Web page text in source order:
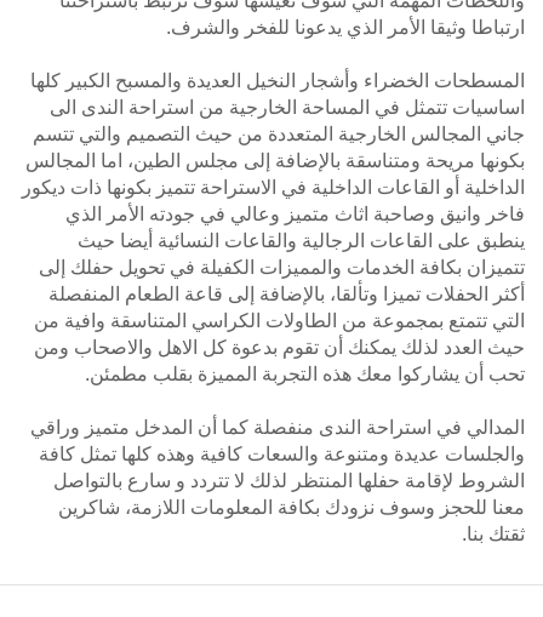
ارتباطا وثيقا الأمر الذي يدعونا للفخر والشرف.
المسطحات الخضراء وأشجار النخيل العديدة والمسبح الكبير كلها
اساسيات تتمثل في المساحة الخارجية من استراحة الندى الى
جاني المجالس الخارجية المتعددة من حيث التصميم والتي تتسم
بكونها مريحة ومتناسقة بالإضافة إلى مجلس الطين، اما المجالس
الداخلية أو القاعات الداخلية في الاستراحة تتميز بكونها ذات ديكور
فاخر وانيق وصاحبة اثاث متميز وعالي في جودته الأمر الذي
ينطبق على القاعات الرجالية والقاعات النسائية أيضا حيث
تتميزان بكافة الخدمات والمميزات الكفيلة في تحويل حفلك إلى
أكثر الحفلات تميزا وتألقا، بالإضافة إلى قاعة الطعام المنفصلة
التي تتمتع بمجموعة من الطاولات الكراسي المتناسقة وافية من
حيث العدد لذلك يمكنك أن تقوم بدعوة كل الاهل والاصحاب ومن
تحب أن يشاركوا معك هذه التجربة المميزة بقلب مطمئن.
المدالي في استراحة الندى منفصلة كما أن المدخل متميز وراقي
والجلسات عديدة ومتنوعة والسعات كافية وهذه كلها تمثل كافة
الشروط لإقامة حفلها المنتظر لذلك لا تتردد و سارع بالتواصل
معنا للحجز وسوف نزودك بكافة المعلومات اللازمة، شاكرين
ثقتك بنا.